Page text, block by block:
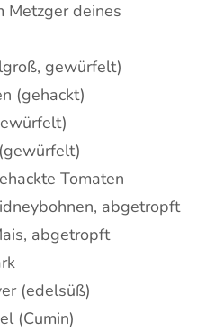
Metzger deines
gewürfelt)
(gehackt)
Tomaten
abgetropft
abgetropft
(edelsüß)
(Cumin)